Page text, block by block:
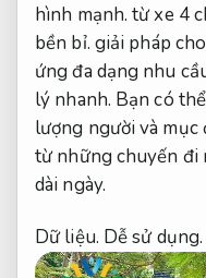
hình mạnh. từ xe 4
bền bỉ. giải pháp
ứng đa dạng nhu
lý nhanh. Bạn có
lượng người và
từ những chuyến đi
dài ngày.
Dữ liệu. Dễ sử dụng.